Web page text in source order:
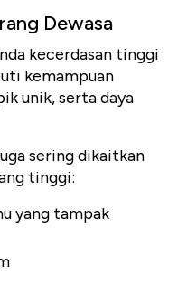
Dewasa
kecerdasan tinggi
kemampuan
unik, serta daya
sering dikaitkan
tinggi:
yang tampak